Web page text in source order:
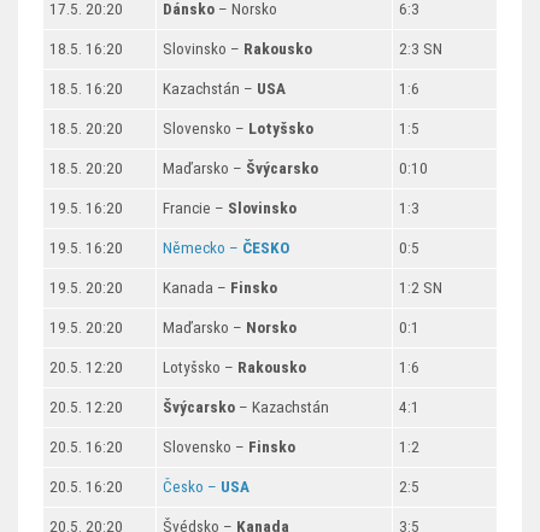
17.5. 20:20 Dánsko – Norsko 6:3
18.5. 16:20 Slovinsko – Rakousko 2:3 SN
18.5. 16:20 Kazachstán – USA 1:6
18.5. 20:20 Slovensko – Lotyšsko 1:5
18.5. 20:20 Maďarsko – Švýcarsko 0:10
19.5. 16:20 Francie – Slovinsko 1:3
19.5. 16:20 Německo – ČESKO 0:5
19.5. 20:20 Kanada – Finsko 1:2 SN
19.5. 20:20 Maďarsko – Norsko 0:1
20.5. 12:20 Lotyšsko – Rakousko 1:6
20.5. 12:20 Švýcarsko – Kazachstán 4:1
20.5. 16:20 Slovensko – Finsko 1:2
20.5. 16:20 Česko – USA 2:5
20.5. 20:20 Švédsko – Kanada 3:5